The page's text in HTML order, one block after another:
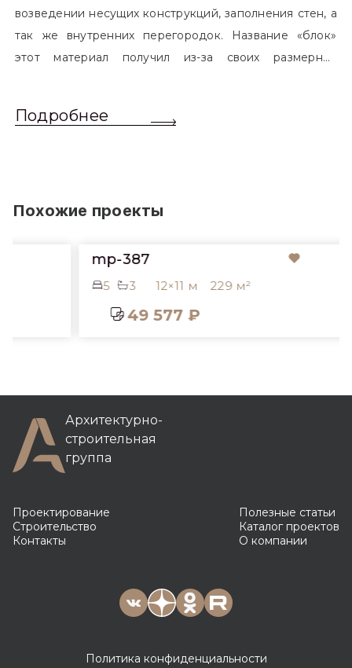
возведении несущих конструкций, заполнения стен, а
так же внутренних перегородок. Название «блок»
этот материал получил из-за своих размерных
обычный одинарный кирпич. Размер блоков различен
Подробнее
Похожие проекты
mp-387
3 12×11 м 229 м²
49 577 ₽
Архитектурно-
строительная
группа
Проектирование
Строительство
Контакты
Полезные статьи
Каталог проектов
О компании
Политика конфиденциальности